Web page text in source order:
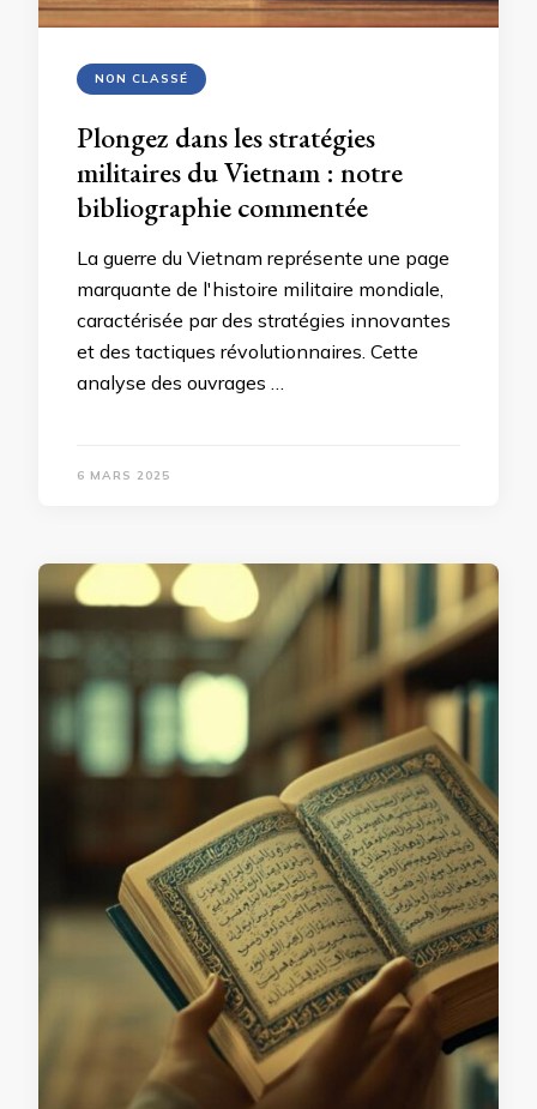
NON CLASSÉ
Plongez dans les stratégies
militaires du Vietnam : notre
bibliographie commentée
La guerre du Vietnam représente une page
marquante de l'histoire militaire mondiale,
caractérisée par des stratégies innovantes
et des tactiques révolutionnaires. Cette
analyse des ouvrages …
6 MARS 2025